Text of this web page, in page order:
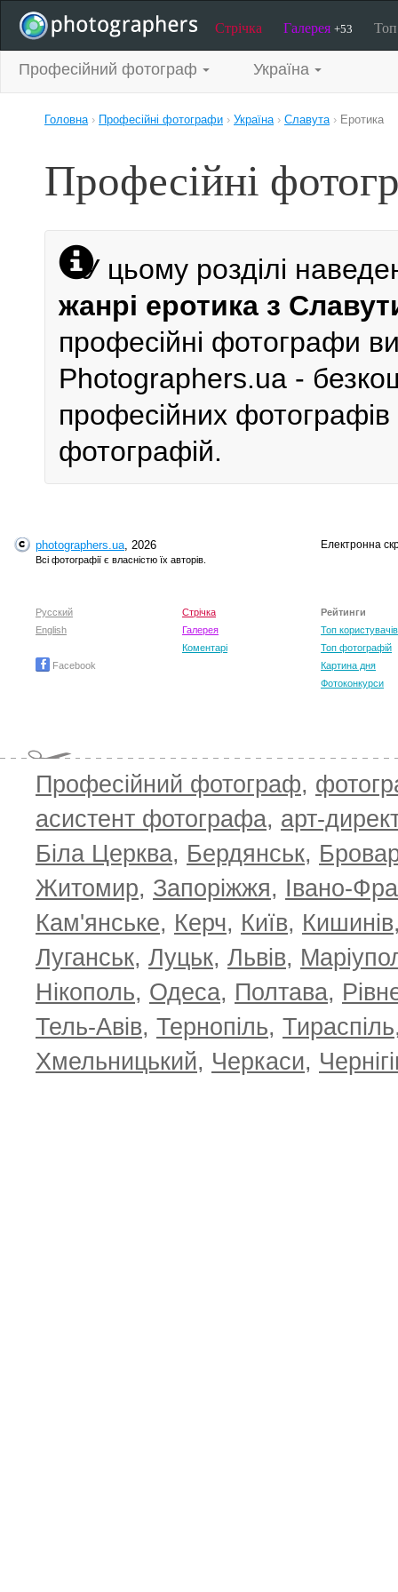
Стрічка Галерея +53
Професійний фотограф Україна
Головна› Професійні фотографи › Україна› Славута› Еротика
Професійні
У цьому розділі
жанрі еротика з
професійні фотографи
Photographers.ua -
професійних фотографів
фотографій.
photographers.ua, 2026
Всі фотографії є власністю їх авторів.
Електронна
Русский
English
Facebook
Стрічка
Галерея
Коментарі
Рейтинги
Топ користувачів
Топ фотографій
Картина дня
Фотоконкурси
Професійний фотограф,
асистент фотографа, арт-
Біла Церква, Бердянськ,
Житомир, Запоріжжя, Івано-
Кам'янське, Керч, Київ, Кишинів
Луганськ, Луцьк, Львів,
Нікополь, Одеса, Полтава,
Тель-Авів, Тернопіль, Тираспіль
Хмельницький, Черкаси,